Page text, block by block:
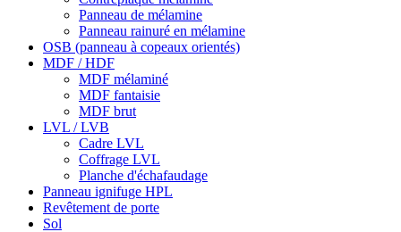
Panneau de mélamine
Panneau rainuré en mélamine
OSB (panneau à copeaux orientés)
MDF / HDF
MDF mélaminé
MDF fantaisie
MDF brut
LVL / LVB
Cadre LVL
Coffrage LVL
Planche d'échafaudage
Panneau ignifuge HPL
Revêtement de porte
Sol